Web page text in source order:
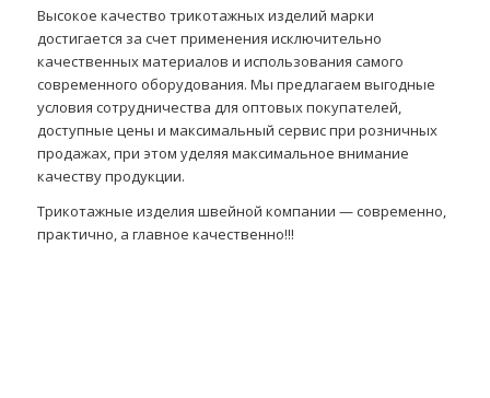
Высокое качество трикотажных изделий марки
достигается за счет применения исключительно
качественных материалов и использования самого
современного оборудования. Мы предлагаем выгодные
условия сотрудничества для оптовых покупателей,
доступные цены и максимальный сервис при розничных
продажах, при этом уделяя максимальное внимание
качеству продукции.
Трикотажные изделия швейной компании — современно,
практично, а главное качественно!!!